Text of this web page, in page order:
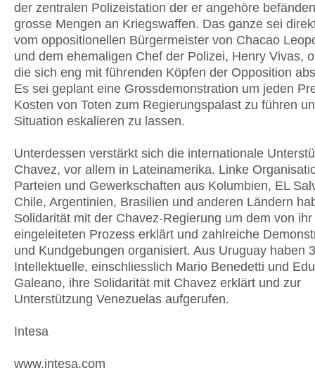
der zentralen Polizeistation der er angehöre
grosse Mengen an Kriegswaffen. Das ganze sei
vom oppositionellen Bürgermeister von Chacao
und dem ehemaligen Chef der Polizei, Henry Vivas,
die sich eng mit führenden Köpfen der Opposition
Es sei geplant eine Grossdemonstration um jeden
Kosten von Toten zum Regierungspalast zu führen
Situation eskalieren zu lassen.
Unterdessen verstärkt sich die internationale
Chavez, vor allem in Lateinamerika. Linke
Parteien und Gewerkschaften aus Kolumbien, EL
Chile, Argentinien, Brasilien und anderen Ländern
Solidarität mit der Chavez-Regierung um dem von ihr
eingeleiteten Prozess erklärt und zahlreiche
und Kundgebungen organisiert. Aus Uruguay haben
Intellektuelle, einschliesslich Mario Benedetti und
Galeano, ihre Solidarität mit Chavez erklärt und zur
Unterstützung Venezuelas aufgerufen.
Intesa
www.intesa.com